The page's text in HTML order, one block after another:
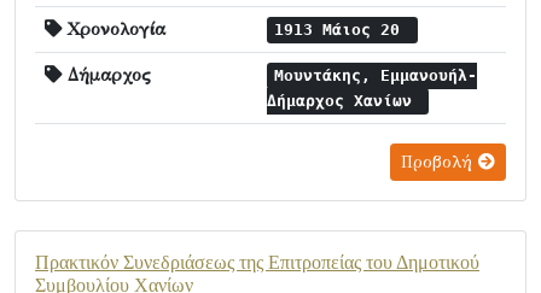
Χρονολογία 1913 Μάιος 20
Δήμαρχος
Μουντάκης, Εμμανουήλ-
Δήμαρχος Χανίων
Προβολή
Πρακτικόν Συνεδριάσεως της Επιτροπείας του Δημοτικού
Συμβουλίου Χανίων